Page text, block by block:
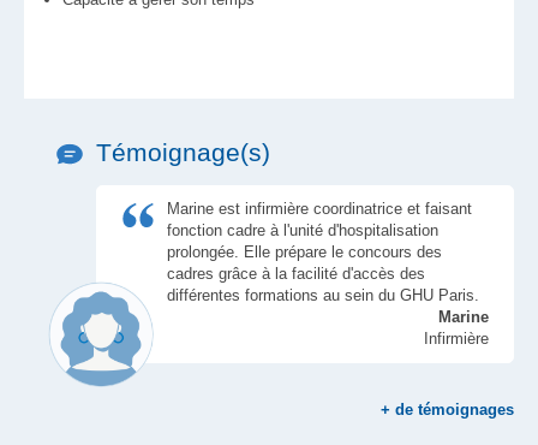
Témoignage(s)
Marine est infirmière coordinatrice et faisant
fonction cadre à l'unité d'hospitalisation
prolongée. Elle prépare le concours des
cadres grâce à la facilité d'accès des
différentes formations au sein du GHU Paris.
Marine
Infirmière
+ de témoignages